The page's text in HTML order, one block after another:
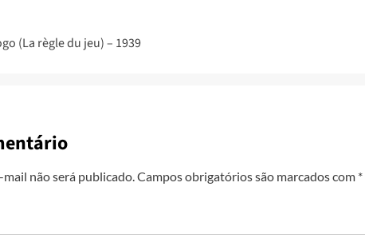
(La règle du jeu) – 1939
não será publicado.Campos obrigatórios são marcados com *